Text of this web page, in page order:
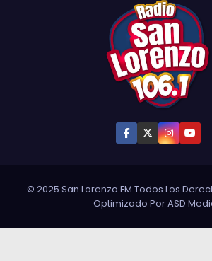
© 2025 San Lorenzo FM Todos Los
Optimizado PorASD